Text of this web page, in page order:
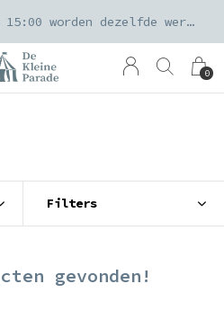
0
Orders geplaatst voor 15:00 worden dezelfde werkdag verzonden
Filters
gevonden!